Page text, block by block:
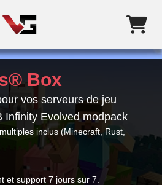
Box
vos serveurs de jeu
Infinity Evolved modpack
inclus (Minecraft, Rust,
et support 7 jours sur 7.